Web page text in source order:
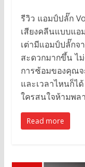
รีวิว แอมป์ปลั๊ก
เสียงคลีนแบบแอ
เต่ามีแอมป์ปลั๊กจ
สะดวกมากขึ้น ไ
การซ้อมของคุณจ
และเวลาไหนก็ไ
ใครสนใจห้ามพล
Read more